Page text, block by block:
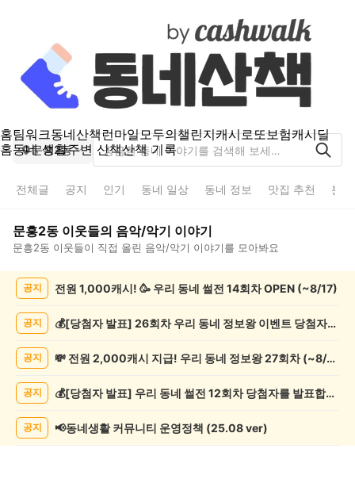
홈팀워크동네산책런마일모두의챌린지캐시로또보험캐시딜
홈동네 생활주변 산책산책 기록
문흥2동
전체글 공지 인기 동네 일상 동네 정보 맛집 추천 분
문흥2동 이웃들의 음악/악기 이야기
문흥2동 이웃들이 직접 올린 음악/악기 이야기를 모아봐요
악/
목
공지 전원 1,000캐시! 🥳 우리 동네 썰전 14회차 OPEN (~8/17)
공지 💰[당첨자 발표] 26회차 우리 동네 정보왕 이벤트 당첨자를 발표합니다!
공지 💸 전원 2,000캐시 지급! 우리 동네 정보왕 27회차 (~8/10)
공지 💰[당첨자 발표] 우리 동네 썰전 12회차 당첨자를 발표합니다!
공지 📢동네생활 커뮤니티 운영정책 (25.08 ver)